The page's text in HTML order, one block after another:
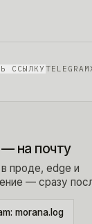
ССЫЛКУ TELEGRAM
на почту
проде, edge и
— сразу
morana.log